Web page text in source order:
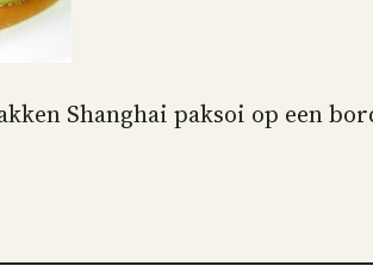
Shanghai paksoi op een